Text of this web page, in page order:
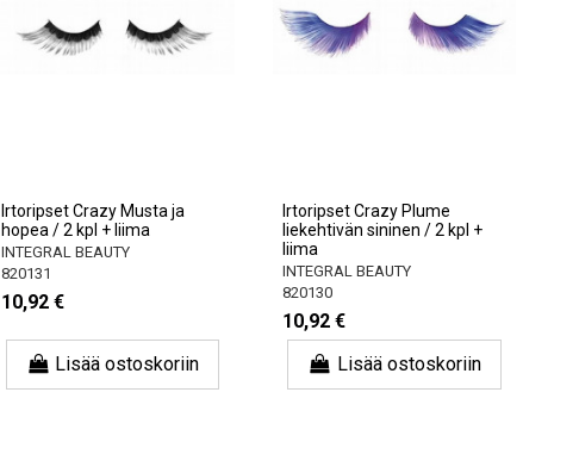
Irtoripset Crazy Musta ja
hopea / 2 kpl + liima
INTEGRAL BEAUTY
820131
10,92 €
Lisää ostoskoriin
Irtoripset Crazy Plume
liekehtivän sininen / 2 kpl +
liima
INTEGRAL BEAUTY
820130
10,92 €
Lisää ostoskoriin